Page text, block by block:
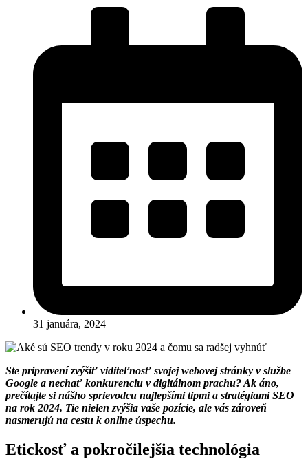
31 januára, 2024
Ste pripravení zvýšiť viditeľnosť svojej webovej stránky v službe
Google a nechať konkurenciu v digitálnom prachu? Ak áno,
prečítajte si nášho sprievodcu najlepšími tipmi a stratégiami SEO
na rok 2024. Tie nielen zvýšia vaše pozície, ale vás zároveň
nasmerujú na cestu k online úspechu.
Etickosť a pokročilejšia technológia